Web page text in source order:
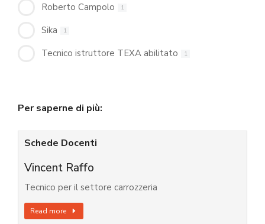
Roberto Campolo 1
Sika 1
Tecnico istruttore TEXA abilitato 1
Per saperne di più:
Schede Docenti
Vincent Raffo
Tecnico per il settore carrozzeria
Read more